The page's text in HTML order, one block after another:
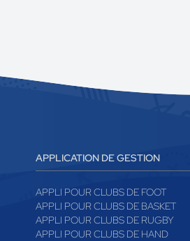
APPLICATION DE GESTION
APPLI POUR CLUBS DE FOOT
APPLI POUR CLUBS DE BASKET
APPLI POUR CLUBS DE RUGBY
APPLI POUR CLUBS DE HAND